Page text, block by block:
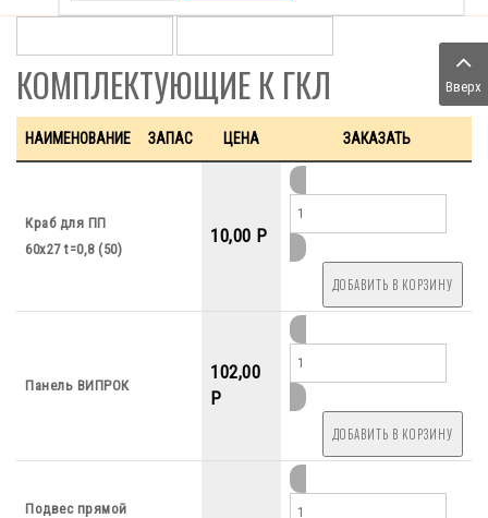
КОМПЛЕКТУЮЩИЕ К ГКЛ
НАИМЕНОВАНИЕ ЗАПАС ЦЕНА ЗАКАЗАТЬ
Краб для ПП
60х27 t=0,8 (50)
10,00 P
Панель ВИПРОК
102,00
P
Подвес прямой
Вверх